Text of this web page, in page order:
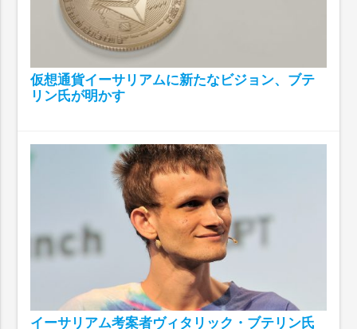
仮想通貨イーサリアムに新たなビジョン、ブテ
リン氏が明かす
イーサリアム考案者ヴィタリック・ブテリン氏